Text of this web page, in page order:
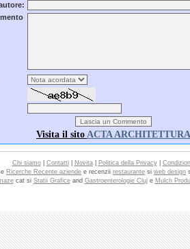
Visita il sito ACTA ARCHITETTURA
Chi siamo| Contatti| Novita| Politica della Privacy|
Ricerche Recente aziende e recenzii restaurante si web design
cat si Statii Graficeand Gastroenterologie Cluje Mulch